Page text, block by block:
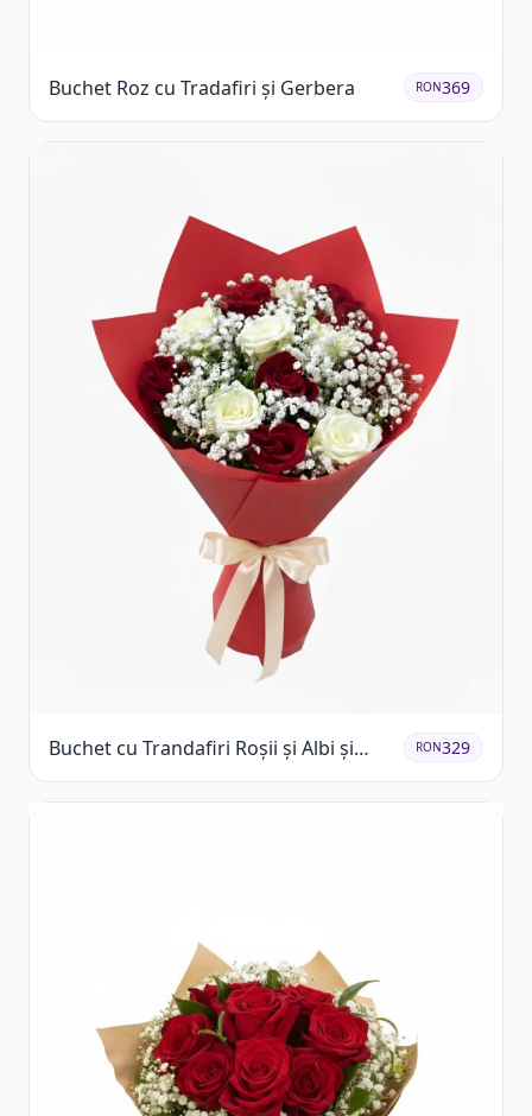
Buchet Roz cu Tradafiri și Gerbera RON369
Buchet cu Trandafiri Roșii și Albi și
Gypsophila
RON329